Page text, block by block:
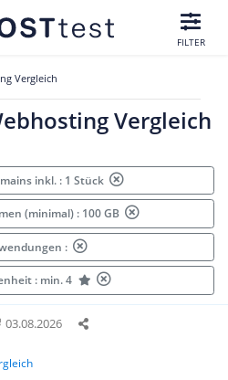
FILTER
Vergleich
Vergleich
inkl. : 1 Stück
(minimal) : 100 GB
:
: min. 4
03.08.2026